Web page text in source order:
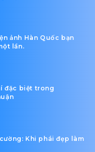
ảnh Hàn Quốc bạn
lần.
đặc biệt trong
Khi phái đẹp làm